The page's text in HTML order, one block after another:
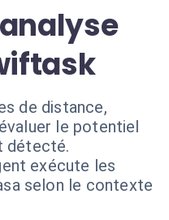
de distance,
le potentiel
détecté.
exécute les
selon le contexte